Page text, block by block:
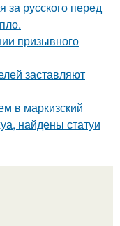
за русского перед
призывного
заставляют
в маркизский
найдены статуи